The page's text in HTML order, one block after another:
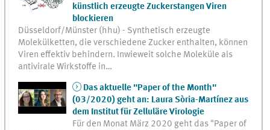
künstlich erzeugte Zuckerstangen Viren
blockieren
Düsseldorf/Münster (hhu) - Synthetisch erzeugte
Molekülketten, die verschiedene Zucker enthalten, können
Viren effektiv behindern. Inwieweit solche Moleküle als
antivirale Wirkstoffe in…
Das aktuelle "Paper of the Month"
(03/2020) geht an: Laura Sòria-Martínez aus
dem Institut für Zelluläre Virologie
Für den Monat März 2020 geht das "Paper of